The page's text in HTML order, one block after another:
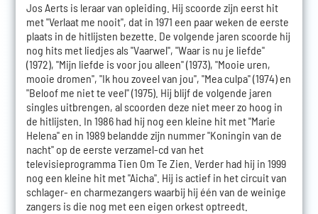
Jos Aerts is leraar van opleiding. Hij scoorde zijn eerst hit
met "Verlaat me nooit", dat in 1971 een paar weken de eerste
plaats in de hitlijsten bezette. De volgende jaren scoorde hij
nog hits met liedjes als "Vaarwel", "Waar is nu je liefde"
(1972), "Mijn liefde is voor jou alleen" (1973), "Mooie uren,
mooie dromen", "Ik hou zoveel van jou", "Mea culpa" (1974) en
"Beloof me niet te veel" (1975). Hij blijf de volgende jaren
singles uitbrengen, al scoorden deze niet meer zo hoog in
de hitlijsten. In 1986 had hij nog een kleine hit met "Marie
Helena" en in 1989 belandde zijn nummer "Koningin van de
nacht" op de eerste verzamel-cd van het
televisieprogramma Tien Om Te Zien. Verder had hij in 1999
nog een kleine hit met "Aicha". Hij is actief in het circuit van
schlager- en charmezangers waarbij hij één van de weinige
zangers is die nog met een eigen orkest optreedt.